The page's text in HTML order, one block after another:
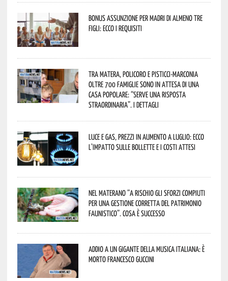
Bonus assunzione per madri di almeno tre
figli: ecco i requisiti
Tra Matera, Policoro e Pisticci-Marconia
oltre 700 famiglie sono in attesa di una
casa popolare: “serve una risposta
straordinaria”. I dettagli
Luce e gas, prezzi in aumento a luglio: ecco
l’impatto sulle bollette e i costi attesi
Nel materano “a rischio gli sforzi compiuti
per una gestione corretta del patrimonio
faunistico”. Cosa è successo
Addio a un gigante della musica italiana: è
morto Francesco Guccini